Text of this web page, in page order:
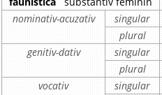
nominativ-acuzativ
singular
plural
genitiv-dativ
singular
plural
vocativ
singular